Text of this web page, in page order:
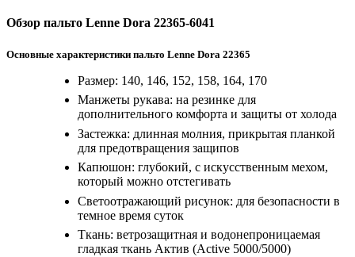
Обзор пальто Lenne Dora 22365-6041
Основные характеристики пальто Lenne Dora 22365
Размер: 140, 146, 152, 158, 164, 170
Манжеты рукава: на резинке для
дополнительного комфорта и защиты от холода
Застежка: длинная молния, прикрытая планкой
для предотвращения защипов
Капюшон: глубокий, с искусственным мехом,
который можно отстегивать
Светоотражающий рисунок: для безопасности в
темное время суток
Ткань: ветрозащитная и водонепроницаемая
гладкая ткань Актив (Active 5000/5000)